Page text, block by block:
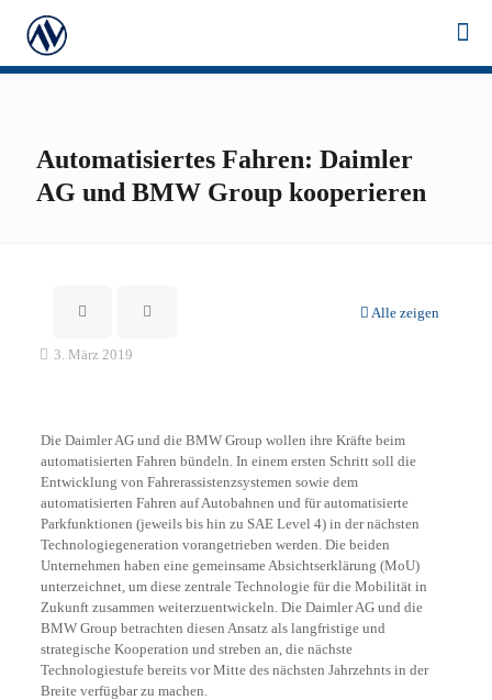
Automatisiertes Fahren: Daimler
AG und BMW Group kooperieren
Alle zeigen
3. März 2019
Die Daimler AG und die BMW Group wollen ihre Kräfte beim
automatisierten Fahren bündeln. In einem ersten Schritt soll die
Entwicklung von Fahrerassistenzsystemen sowie dem
automatisierten Fahren auf Autobahnen und für automatisierte
Parkfunktionen (jeweils bis hin zu SAE Level 4) in der nächsten
Technologiegeneration vorangetrieben werden. Die beiden
Unternehmen haben eine gemeinsame Absichtserklärung (MoU)
unterzeichnet, um diese zentrale Technologie für die Mobilität in
Zukunft zusammen weiterzuentwickeln. Die Daimler AG und die
BMW Group betrachten diesen Ansatz als langfristige und
strategische Kooperation und streben an, die nächste
Technologiestufe bereits vor Mitte des nächsten Jahrzehnts in der
Breite verfügbar zu machen.